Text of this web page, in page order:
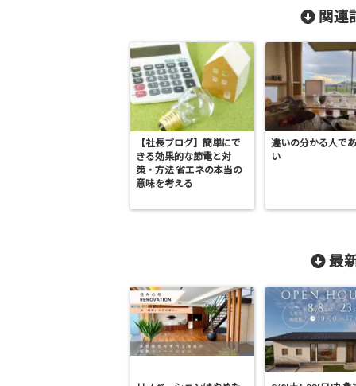
関連
【社長ブログ】簡単にで
きる効果的な節電と対
策・方法 省エネの本当の
意味を考える
違いの分かる人で
い
最